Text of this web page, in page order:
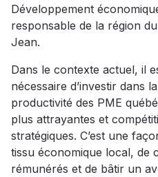
Développement
responsable de la région
Jean.
Dans le contexte actuel, il
nécessaire d’investir dans
productivité des PME
plus attrayantes et
stratégiques. C’est une
tissu économique local, de
rémunérés et de bâtir un